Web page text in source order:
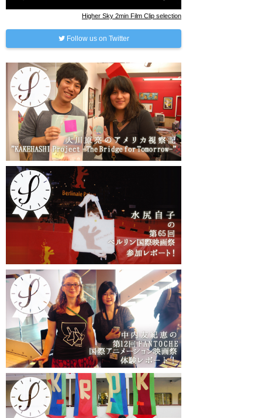
Higher Sky 2min Film Clip selection
Follow us on Twitter